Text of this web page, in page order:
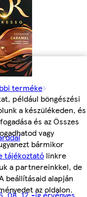
például böngészési
a készülékeden, és
és az Összes
vagy
bármikor
tájékoztató linkre
a partnereinkkel, de
beállításaid alapján
az oldalon.
terméke
08. 12.-ig érvényes